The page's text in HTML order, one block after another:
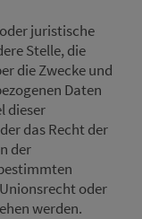
juristische
Stelle, die
die Zwecke und
Daten
dieser
das Recht der
der
oder
werden.